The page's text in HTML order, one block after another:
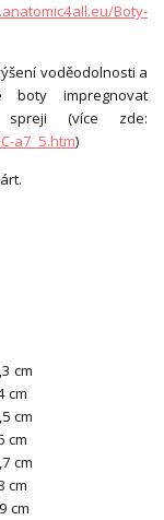
Boty-
voděodolnosti a
boty impregnovat
spreji (více zde:
a7_5.htm)
cm
cm
cm
cm
cm
cm
cm